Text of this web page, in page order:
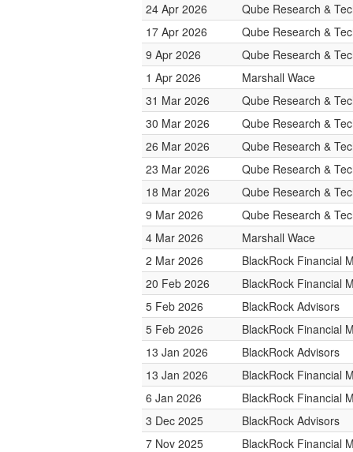
24 Apr 2026
Qube Research &
17 Apr 2026
Qube Research &
9 Apr 2026
Qube Research &
1 Apr 2026
Marshall Wace
31 Mar 2026
Qube Research &
30 Mar 2026
Qube Research &
26 Mar 2026
Qube Research &
23 Mar 2026
Qube Research &
18 Mar 2026
Qube Research &
9 Mar 2026
Qube Research &
4 Mar 2026
Marshall Wace
2 Mar 2026
BlackRock Financial
20 Feb 2026
BlackRock Financial
5 Feb 2026
BlackRock Advisors
5 Feb 2026
BlackRock Financial
13 Jan 2026
BlackRock Advisors
13 Jan 2026
BlackRock Financial
6 Jan 2026
BlackRock Financial
3 Dec 2025
BlackRock Advisors
7 Nov 2025
BlackRock Financial